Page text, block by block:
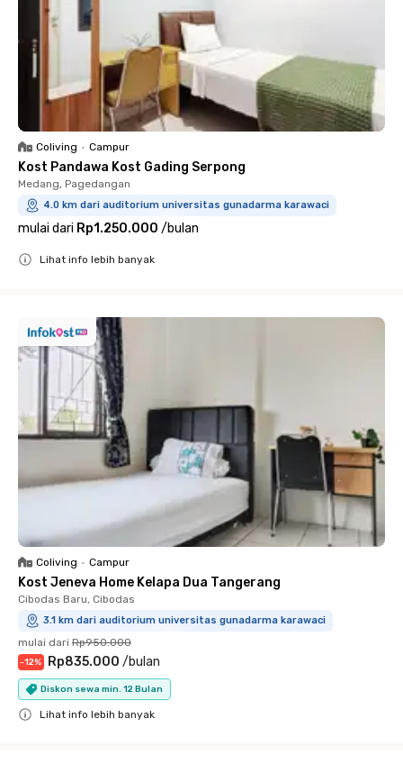
Coliving • Campur
Kost Pandawa Kost Gading Serpong
Medang, Pagedangan
4.0 km dari auditorium universitas gunadarma karawaci
mulai dari Rp1.250.000 /bulan
Lihat info lebih banyak
Coliving • Campur
Kost Jeneva Home Kelapa Dua Tangerang
Cibodas Baru, Cibodas
3.1 km dari auditorium universitas gunadarma karawaci
mulai dari Rp950.000
-12% Rp835.000 /bulan
Diskon sewa min. 12 Bulan
Lihat info lebih banyak